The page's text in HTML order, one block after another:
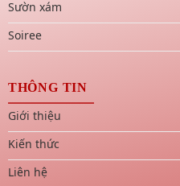
Sườn xám
Soiree
THÔNG TIN
Giới thiệu
Kiến thức
Liên hệ